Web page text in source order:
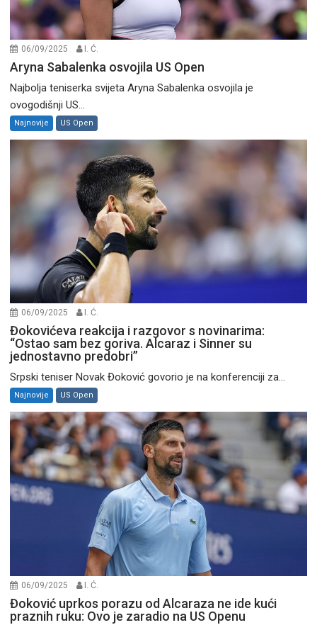
06/09/2025 I. Ć.
Aryna Sabalenka osvojila US Open
Najbolja teniserka svijeta Aryna Sabalenka osvojila je
ovogodišnji US...
Najnovije US Open
06/09/2025 I. Ć.
Đokovićeva reakcija i razgovor s novinarima:
“Ostao sam bez goriva. Alcaraz i Sinner su
jednostavno predobri”
Srpski teniser Novak Đoković govorio je na konferenciji za...
Najnovije US Open
06/09/2025 I. Ć.
Đoković uprkos porazu od Alcaraza ne ide kući
praznih ruku: Ovo je zaradio na US Openu